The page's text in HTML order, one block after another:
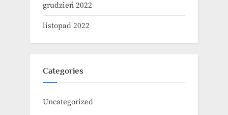
grudzień 2022
listopad 2022
Categories
Uncategorized